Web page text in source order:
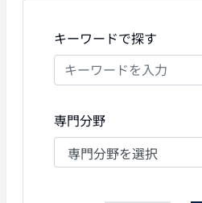
キーワードで探す
専門分野